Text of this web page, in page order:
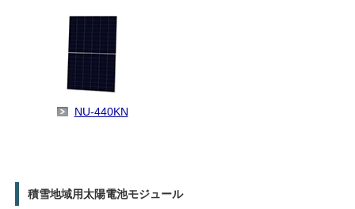
NU-440KN
積雪地域用太陽電池モジュール